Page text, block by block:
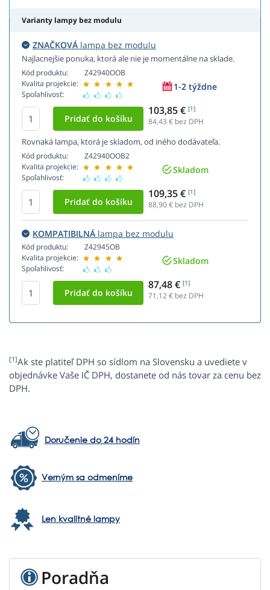
Varianty lampy bez modulu
ZNAČKOVÁ lampa bez modulu
Najlacnejšie ponuka, ktorá ale nie je momentálne na sklade.
Kód produktu:
Kvalita projekcie:
Spoľahlivosť:
Z42940OOB
1-2 týždne
103,85 € [1]
84,43 € bez DPH
Rovnaká lampa, ktorá je skladom, od iného dodávateľa.
Kód produktu:
Kvalita projekcie:
Spoľahlivosť:
Z42940OOB2
Skladom
109,35 € [1]
88,90€ bez DPH
KOMPATIBILNÁ lampa bez modulu
Kód produktu:
Kvalita projekcie:
Spoľahlivosť:
Z42945OB
Skladom
87,48 € [1]
71,12€ bez DPH
[1]Ak ste platiteľ DPH so sídlom na Slovensku a uvediete v
objednávke Vaše IČ DPH, dostanete od nás tovar za cenu bez
DPH.
Doručenie do 24 hodín
Verným sa odmeníme
Len kvalitné lampy
Poradňa